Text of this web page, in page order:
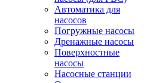
Автоматика для
насосов
Погружные насосы
Дренажные насосы
Поверхностные
насосы
Насосные станции